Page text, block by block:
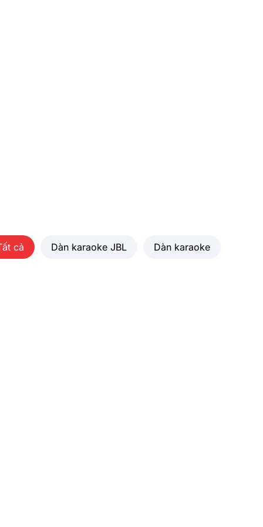
cả Dàn karaoke JBL Dàn karaoke